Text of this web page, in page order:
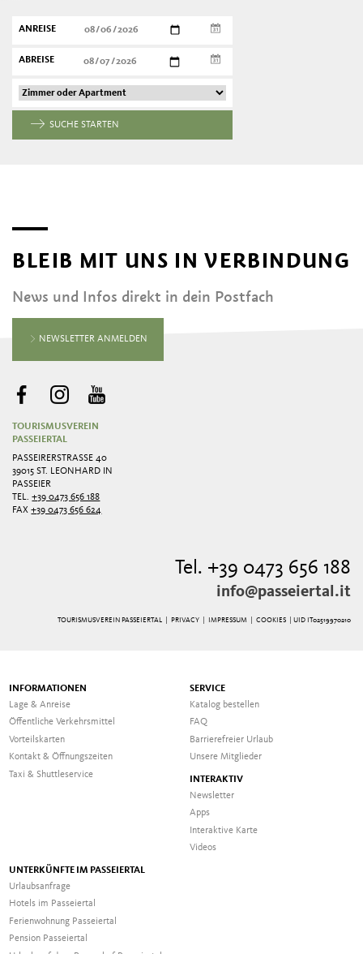
ANREISE
ABREISE
SUCHE STARTEN
BLEIB MIT UNS IN VERBINDUNG
News und Infos direkt in dein Postfach
NEWSLETTER ANMELDEN
TOURISMUSVEREIN
PASSEIERTAL
PASSEIRERSTRASSE 40
39015 ST. LEONHARD IN
PASSEIER
TEL.+39 0473 656 188
FAX+39 0473 656 624
Tel. +39 0473 656 188
info@passeiertal.it
TOURISMUSVEREIN PASSEIERTAL | PRIVACY| IMPRESSUM| COOKIES | UID IT02519970210
INFORMATIONEN
Lage & Anreise
Öffentliche Verkehrsmittel
Vorteilskarten
Kontakt & Öffnungszeiten
Taxi & Shuttleservice
SERVICE
Katalog bestellen
FAQ
Barrierefreier Urlaub
Unsere Mitglieder
INTERAKTIV
Newsletter
Apps
Interaktive Karte
Videos
UNTERKÜNFTE IM PASSEIERTAL
Urlaubsanfrage
Hotels im Passeiertal
Ferienwohnung Passeiertal
Pension Passeiertal